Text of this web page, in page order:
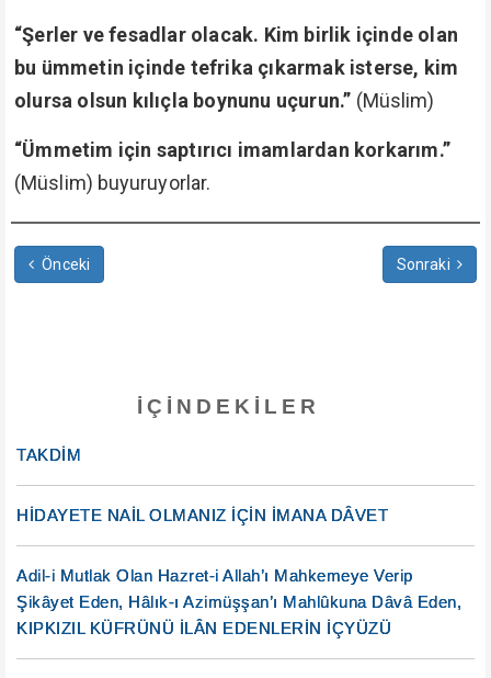
“Şerler ve fesadlar olacak. Kim birlik içinde olan
bu ümmetin içinde tefrika çıkarmak isterse, kim
olursa olsun kılıçla boynunu uçurun.” (Müslim)
“Ümmetim için saptırıcı imamlardan korkarım.”
(Müslim) buyuruyorlar.
Önceki Sonraki
İÇINDEKILER
TAKDİM
HİDAYETE NAİL OLMANIZ İÇİN İMANA DÂVET
Adil-i Mutlak Olan Hazret-i Allah’ı Mahkemeye Verip
Şikâyet Eden, Hâlık-ı Azimüşşan’ı Mahlûkuna Dâvâ Eden,
KIPKIZIL KÜFRÜNÜ İLÂN EDENLERİN İÇYÜZÜ